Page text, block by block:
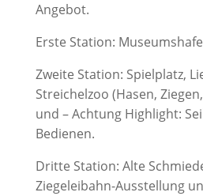
Angebot.
Erste Station:
Zweite Station: Spielplatz,
Streichelzoo (Hasen,
und – Achtung Highlight:
Bedienen.
Dritte Station: Alte
Ziegeleibahn-Ausstellung